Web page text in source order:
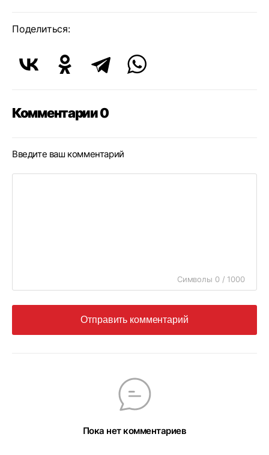
Поделиться:
Комментарии 0
Введите ваш комментарий
Символы 0 / 1000
Отправить комментарий
Пока нет комментариев